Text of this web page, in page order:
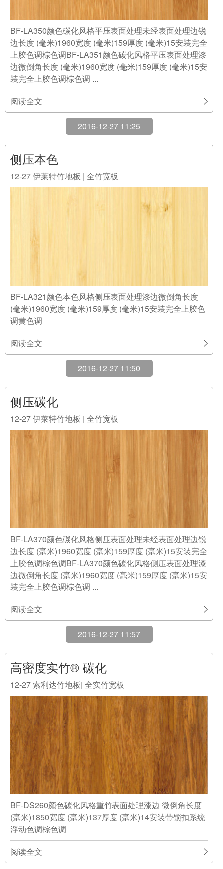
BF-LA350颜色碳化风格平压表面处理未经表面处理边锐
边长度 (毫米)1960宽度 (毫米)159厚度 (毫米)15安装完全
上胶色调棕色调BF-LA351颜色碳化风格平压表面处理漆
边微倒角长度 (毫米)1960宽度 (毫米)159厚度 (毫米)15安
装完全上胶色调棕色调 ...
阅读全文
2016-12-27 11:25
侧压本色
12-27伊莱特竹地板 | 全竹宽板
BF-LA321颜色本色风格侧压表面处理漆边微倒角长度
(毫米)1960宽度 (毫米)159厚度 (毫米)15安装完全上胶色
调黄色调
阅读全文
2016-12-27 11:50
侧压碳化
12-27伊莱特竹地板 | 全竹宽板
BF-LA370颜色碳化风格侧压表面处理未经表面处理边锐
边长度 (毫米)1960宽度 (毫米)159厚度 (毫米)15安装完全
上胶色调棕色调BF-LA370颜色碳化风格侧压表面处理漆
边微倒角长度 (毫米)1960宽度 (毫米)159厚度 (毫米)15安
装完全上胶色调棕色调 ...
阅读全文
2016-12-27 11:57
高密度实竹® 碳化
12-27索利达竹地板| 全实竹宽板
BF-DS260颜色碳化风格重竹表面处理漆边 微倒角长度
(毫米)1850宽度 (毫米)137厚度 (毫米)14安装带锁扣系统
浮动色调棕色调
阅读全文